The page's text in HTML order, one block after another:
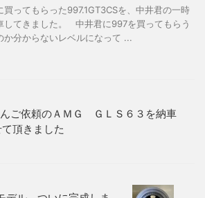
ってもらった997.1GT3CSを、中井君の一時
してきました。 中井君に997を買ってもらう
か分からないレベルになって ...
ご依頼のＡＭＧ ＧＬＳ６３を納車
て頂きました